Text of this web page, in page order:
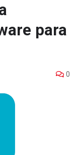
para
0